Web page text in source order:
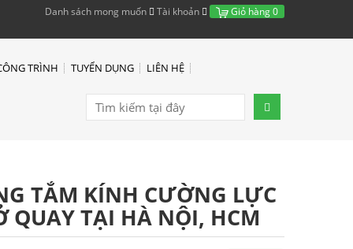
Danh sách mong muốn Tài khoản Giỏ hàng0
TRÌNH TUYỂN DỤNG LIÊN HỆ
TẮM KÍNH CƯỜNG LỰC
QUAY TẠI HÀ NỘI, HCM